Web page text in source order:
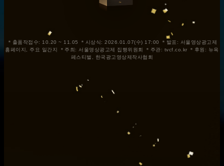
＊출품작접수: 10.20 ~ 11.05 ＊시상식: 2026.01.07(수) 17:00 ＊발표: 서울영상광고제
홈페이지, 주요 일간지 ＊주최: 서울영상광고제 집행위원회 ＊주관: tvcf.co.kr ＊후원: 뉴욕
페스티벌, 한국광고영상제작사협회